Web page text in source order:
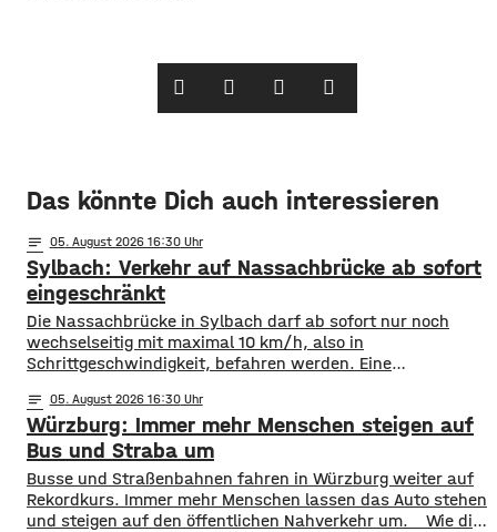
Das könnte Dich auch interessieren
notes 05. August 2026 16:30
Sylbach: Verkehr auf Nassachbrücke ab sofort
eingeschränkt
Die Nassachbrücke in Sylbach darf ab sofort nur noch
wechselseitig mit maximal 10 km/h, also in
Schrittgeschwindigkeit, befahren werden. Eine
Landratsamt am Mittwochnachmittag veröffentlicht.
Hintergrund ist das der Schwerlastverkehr aufgrund der
kurzfristigen Sperrung der Nassachbrücke in Haßfurt
deutlich zugenommen hat. Durch die Begrenzung der
Höchstgeschwindigkeit soll das über 50 Jahre
notes 05. August 2026 16:30
Würzburg: Immer mehr Menschen steigen auf
Bus und Straba um
​​Busse und Straßenbahnen fahren in Würzburg weiter auf
Rekordkurs. Immer mehr Menschen lassen das Auto stehen
und steigen auf den öffentlichen Nahverkehr um. ​Wie die